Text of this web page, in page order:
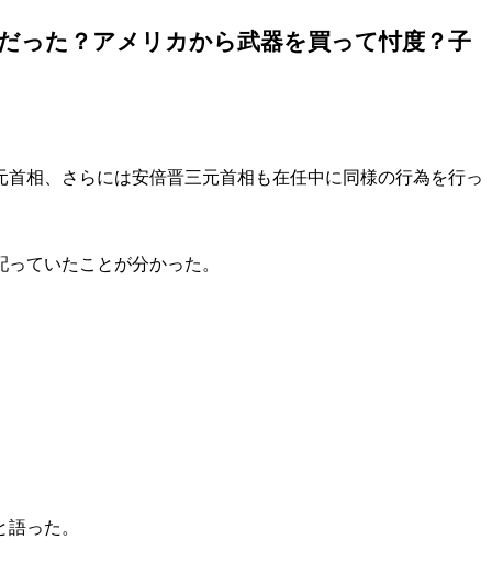
った？アメリカから武器を買って忖度？子
相、さらには安倍晋三元首相も在任中に同様の行為を行っ
ていたことが分かった。
った。